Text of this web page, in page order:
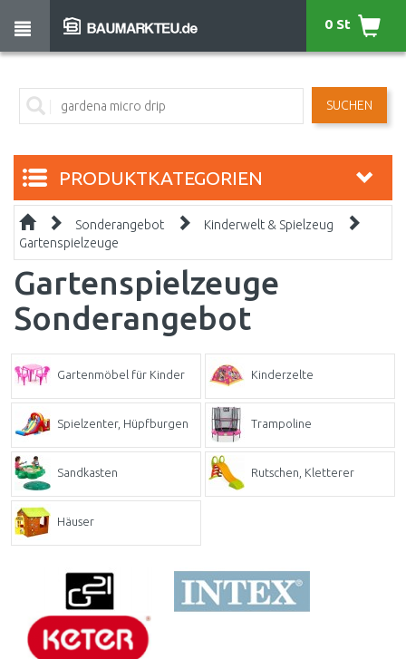
SUCHEN
0 St
PRODUKTKATEGORIEN
Sonderangebot
Kinderwelt & Spielzeug
Gartenspielzeuge
Gartenspielzeuge
Sonderangebot
Gartenmöbel für Kinder Kinderzelte
Spielzenter, Hüpfburgen Trampoline
Sandkasten Rutschen, Kletterer
Häuser